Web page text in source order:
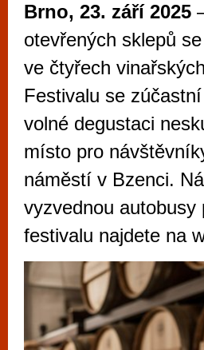
Brno, 23. září 2025
otevřených sklepů
ve čtyřech
Festivalu se
volné degustaci
místo pro
náměstí v Bzenci.
vyzvednou
festivalu najdete na
Mimo jiné je ale také
vyzkoušet různé
metropoli naleznete
po moderní automaty
příležitostné hráče. V...